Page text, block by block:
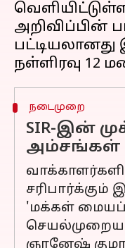
அறிவிப்பின்
பட்டியலானது
நடைமுறை
SIR-இன்
அம்சங்கள்
சரிபார்க்கும்
'மக்கள்